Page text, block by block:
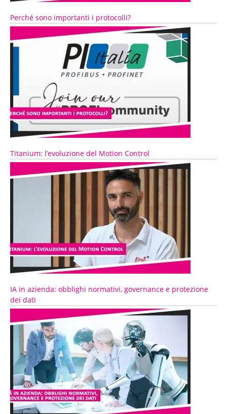
Perché sono importanti i protocolli?
Titanium: l’evoluzione del Motion Control
IA in azienda: obblighi normativi, governance e protezione
dei dati